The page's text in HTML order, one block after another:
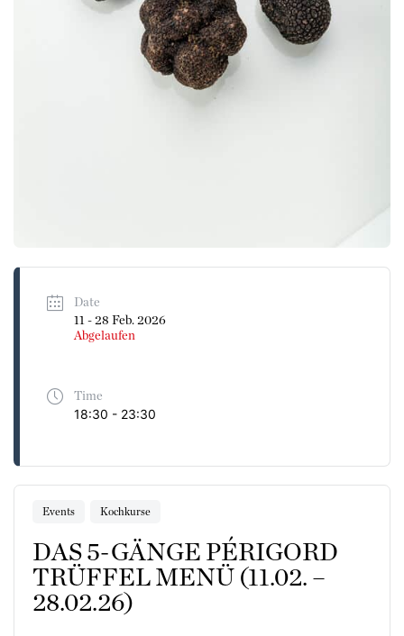
Date
11 - 28 Feb. 2026
Abgelaufen
Time
18:30 - 23:30
Events Kochkurse
DAS 5-GÄNGE PÉRIGORD
TRÜFFEL MENÜ (11.02. –
28.02.26)